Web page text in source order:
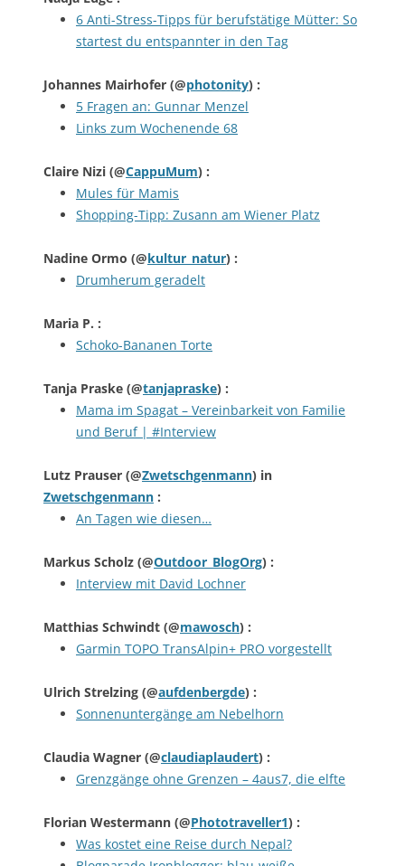
6 Anti-Stress-Tipps für berufstätige Mütter: So
startest du entspannter in den Tag
Johannes Mairhofer (@photonity) :
5 Fragen an: Gunnar Menzel
Links zum Wochenende 68
Claire Nizi (@CappuMum) :
Mules für Mamis
Shopping-Tipp: Zusann am Wiener Platz
Nadine Ormo (@kultur_natur) :
Drumherum geradelt
Maria P. :
Schoko-Bananen Torte
Tanja Praske (@tanjapraske) :
Mama im Spagat – Vereinbarkeit von Familie
und Beruf | #Interview
Lutz Prauser (@Zwetschgenmann) in
Zwetschgenmann :
An Tagen wie diesen…
Markus Scholz (@Outdoor_BlogOrg) :
Interview mit David Lochner
Matthias Schwindt (@mawosch) :
Garmin TOPO TransAlpin+ PRO vorgestellt
Ulrich Strelzing (@aufdenbergde) :
Sonnenuntergänge am Nebelhorn
Claudia Wagner (@claudiaplaudert) :
Grenzgänge ohne Grenzen – 4aus7, die elfte
Florian Westermann (@Phototraveller1) :
Was kostet eine Reise durch Nepal?